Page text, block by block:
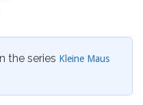
the series Kleine Maus